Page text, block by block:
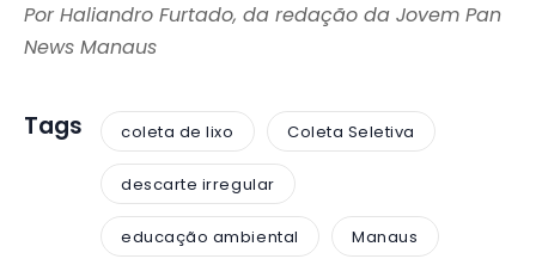
Por Haliandro Furtado, da redação da Jovem Pan
News Manaus
Tags coleta de lixo Coleta Seletiva
descarte irregular
educação ambiental Manaus